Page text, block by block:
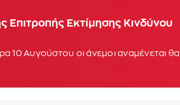
Επιτροπής Εκτίμησης Κινδύνου
10 Αυγούστου οι άνεμοι αναμένεται θα